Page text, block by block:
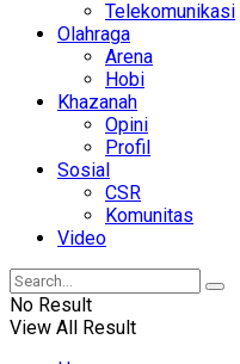
Telekomunikasi
Olahraga
Arena
Hobi
Khazanah
Opini
Profil
Sosial
CSR
Komunitas
Video
No Result
View All Result